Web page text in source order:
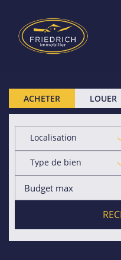
ACHETER LOUER
Localisation
Type de bien